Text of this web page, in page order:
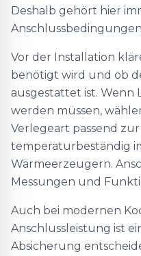
Deshalb gehört hier
Vor der Installation
benötigt wird und ob
ausgestattet ist. Wenn
werden müssen,
Verlegeart passend
temperaturbeständig
Wärmeerzeugern.
Messungen und
Auch bei modernen
Anschlussleistung ist
Absicherung